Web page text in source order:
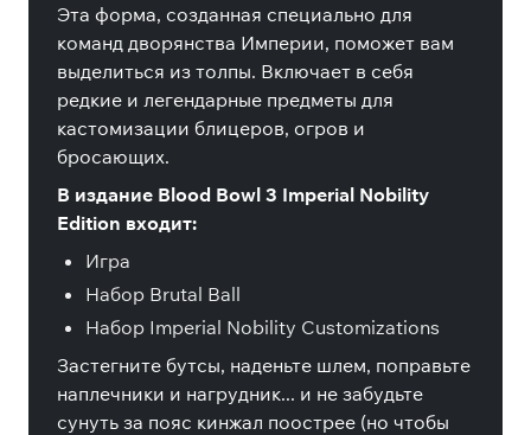
Эта форма, созданная специально для
команд дворянства Империи, поможет вам
выделиться из толпы. Включает в себя
редкие и легендарные предметы для
кастомизации блицеров, огров и
бросающих.
В издание Blood Bowl 3 Imperial Nobility
Edition входит:
Игра
Набор Brutal Ball
Набор Imperial Nobility Customizations
Застегните бутсы, наденьте шлем, поправьте
наплечники и нагрудник... и не забудьте
сунуть за пояс кинжал поострее (но чтобы